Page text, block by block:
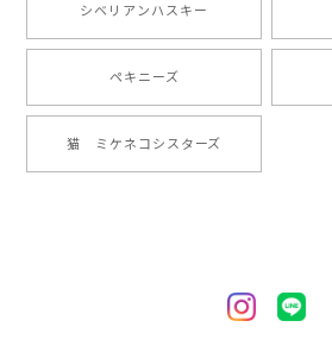
2024/05/22
2024/05/04
シベリアンハスキー
ペキニーズ
猫 ミケネコシスターズ